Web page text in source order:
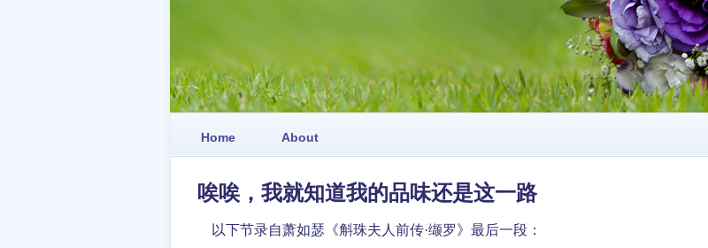
Home About
唉唉，我就知道我的品味还是这一路
以下节录自萧如瑟《斛珠夫人前传·缬罗》最后一段：